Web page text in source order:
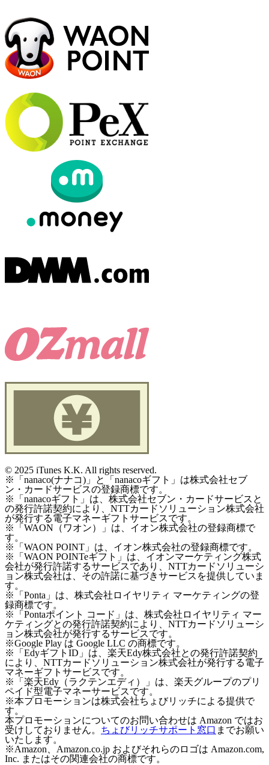
© 2025 iTunes K.K. All rights reserved.
※「nanaco(ナナコ)」と「nanacoギフト」は株式会社セブ
ン・カードサービスの登録商標です。
※「nanacoギフト」は、株式会社セブン・カードサービスと
の発行許諾契約により、NTTカードソリューション株式会社
が発行する電子マネーギフトサービスです。
※「WAON（ワオン）」は、イオン株式会社の登録商標で
す。
※「WAON POINT」は、イオン株式会社の登録商標です。
※「WAON POINTeギフト」は、イオンマーケティング株式
会社が発行許諾するサービスであり、NTTカードソリューシ
ョン株式会社は、その許諾に基づきサービスを提供していま
す。
※「Ponta」は、株式会社ロイヤリティ マーケティングの登
録商標です。
※「Pontaポイント コード」は、株式会社ロイヤリティ マー
ケティングとの発行許諾契約により、NTTカードソリューシ
ョン株式会社が発行するサービスです。
※Google Play は Google LLC の商標です。
※「EdyギフトID」は、楽天Edy株式会社との発行許諾契約
により、NTTカードソリューション株式会社が発行する電子
マネーギフトサービスです。
※「楽天Edy（ラクテンエディ）」は、楽天グループのプリ
ペイド型電子マネーサービスです。
※本プロモーションは株式会社ちょびリッチによる提供で
す。
本プロモーションについてのお問い合わせは Amazon ではお
受けしておりません。 ちょびリッチサポート窓口 までお願い
いたします。
※Amazon、Amazon.co.jp およびそれらのロゴは Amazon.com,
Inc. またはその関連会社の商標です。